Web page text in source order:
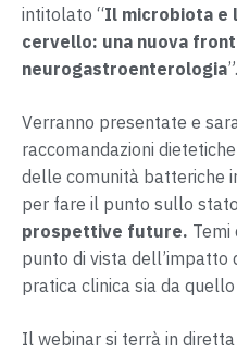
intitolato “Il microbiota e
cervello: una nuova
neurogastroenterologia”.
Verranno presentate e
raccomandazioni
delle comunità batteriche
per fare il punto sullo
prospettive future. Temi
punto di vista dell’impatto
pratica clinica sia da
Il webinar si terrà in